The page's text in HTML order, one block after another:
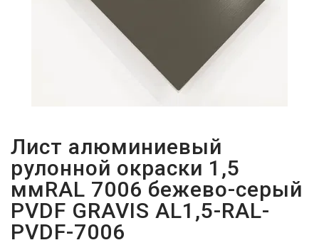
Лист алюминиевый
рулонной окраски 1,5
ммRAL 7006 бежево-серый
PVDF GRAVIS AL1,5-RAL-
PVDF-7006